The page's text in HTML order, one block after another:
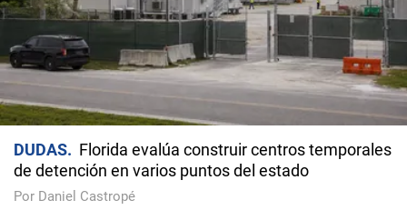
DUDAS
Florida evalúa construir centros temporales
de detención en varios puntos del estado
Por Daniel Castropé